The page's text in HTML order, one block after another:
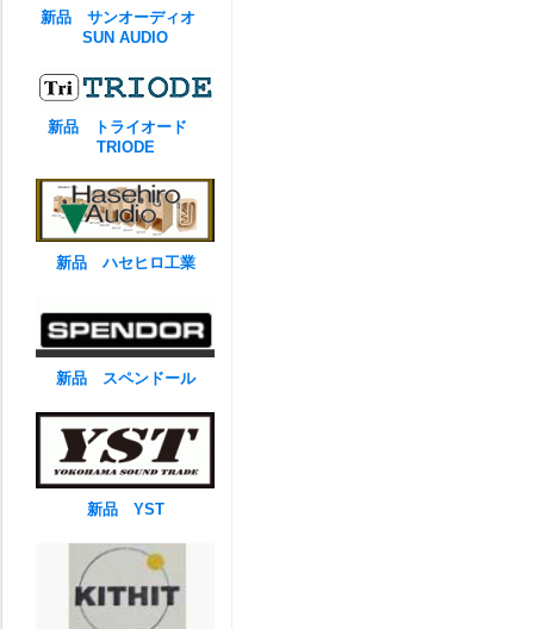
新品 サンオーディオ
SUN AUDIO
新品 トライオード
TRIODE
新品 ハセヒロ工業
新品 スペンドール
新品 YST